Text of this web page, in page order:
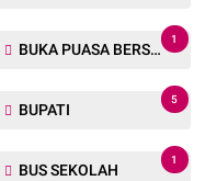
BUKA PUASA BERSAMA
1
BUPATI
5
BUS SEKOLAH
1